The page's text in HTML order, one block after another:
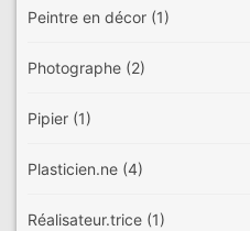
Peintre en décor (1)
Photographe (2)
Pipier (1)
Plasticien.ne (4)
Réalisateur.trice (1)